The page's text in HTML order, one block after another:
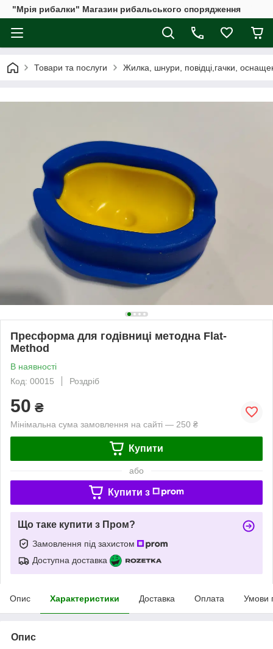
"Мрія рибалки" Магазин рибальського спорядження
Товари та послуги Жилка, шнури, повідці,гачки,
Пресформа для годівниці методна Flat-
Method
В наявності
Код: 00015
Роздріб
50 ₴
Мінімальна сума замовлення на сайті — 250 ₴
Купити
або
Купити з
Що таке купити з Пром?
Замовлення під захистом
Доступна доставка
Опис Характеристики Доставка Оплата Умови
Опис